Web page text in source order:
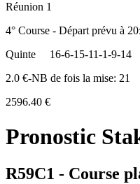
Réunion 1
4° Course - Départ prévu à
Quinte
16-6-15-11-1-9-14
2.0 €-NB de fois la mise: 21
2596.40 €
Pronostic
R59C1 - Course